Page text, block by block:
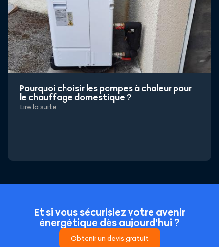
Pourquoi choisir les pompes à chaleur pour
le chauffage domestique ?
Lire la suite
Et si vous sécurisiez votre avenir
énergétique dès aujourd'hui ?
Obtenir un devis gratuit